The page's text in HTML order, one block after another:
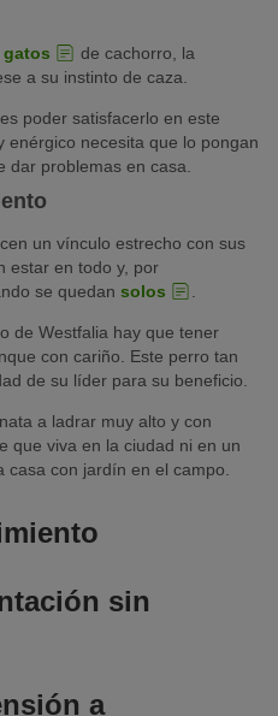
de cachorro, la
a su instinto de caza.
poder satisfacerlo en este
enérgico necesita que lo pongan
dar problemas en casa.
un vínculo estrecho con sus
estar en todo y, por
se quedan solos
de Westfalia hay que tener
con cariño. Este perro tan
de su líder para su beneficio.
a ladrar muy alto y con
que viva en la ciudad ni en un
casa con jardín en el campo.
de caza marcado y un
entretenimiento a diario.
excelente olfato lo hace ideal
sin
no requiere muchos
a